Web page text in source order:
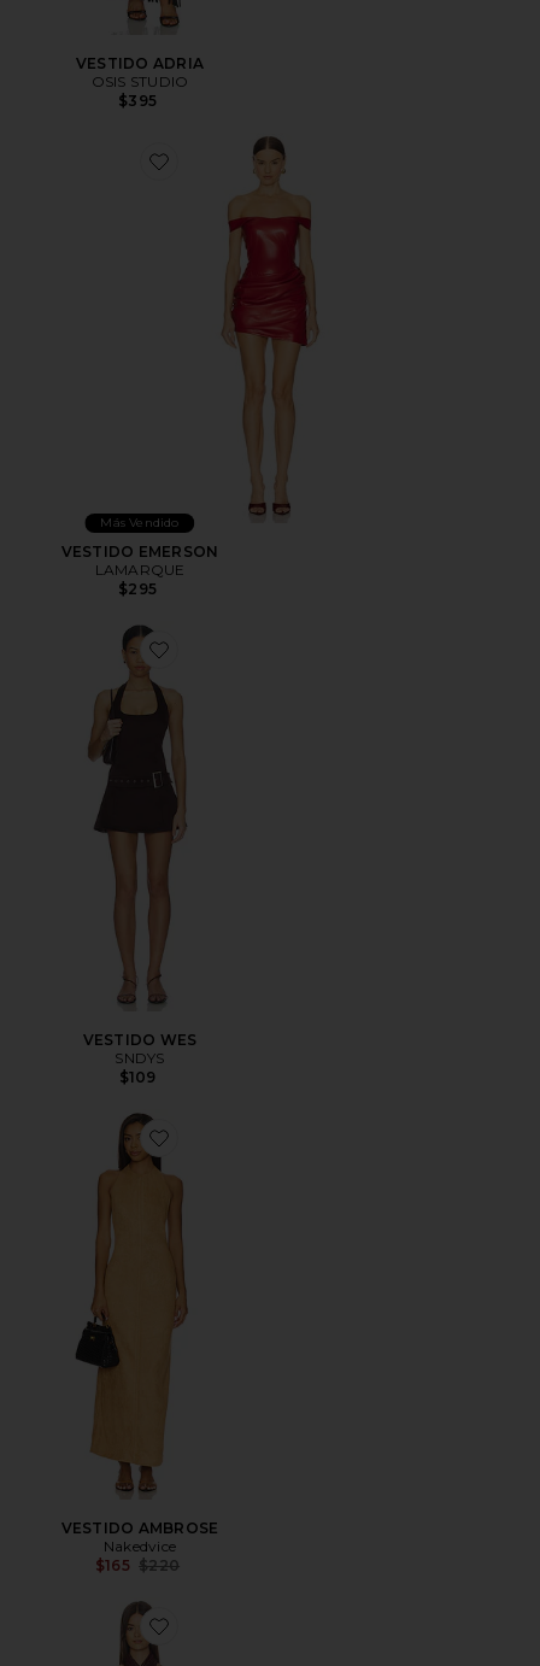
VESTIDO ADRIA
OSIS STUDIO
$395
Favorite VESTIDO EMERSON
Más Vendido
VESTIDO EMERSON
LAMARQUE
$295
Favorite VESTIDO WES
VESTIDO WES
SNDYS
$109
Favorite VESTIDO AMBROSE
VESTIDO AMBROSE
Nakedvice
$165 Previous price:
$220
Favorite VESTIDO LEATHER TWIST